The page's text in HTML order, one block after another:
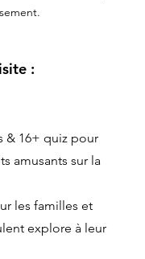
:
& 16+ quiz pour
amusants sur la
les familles et
explore à leur